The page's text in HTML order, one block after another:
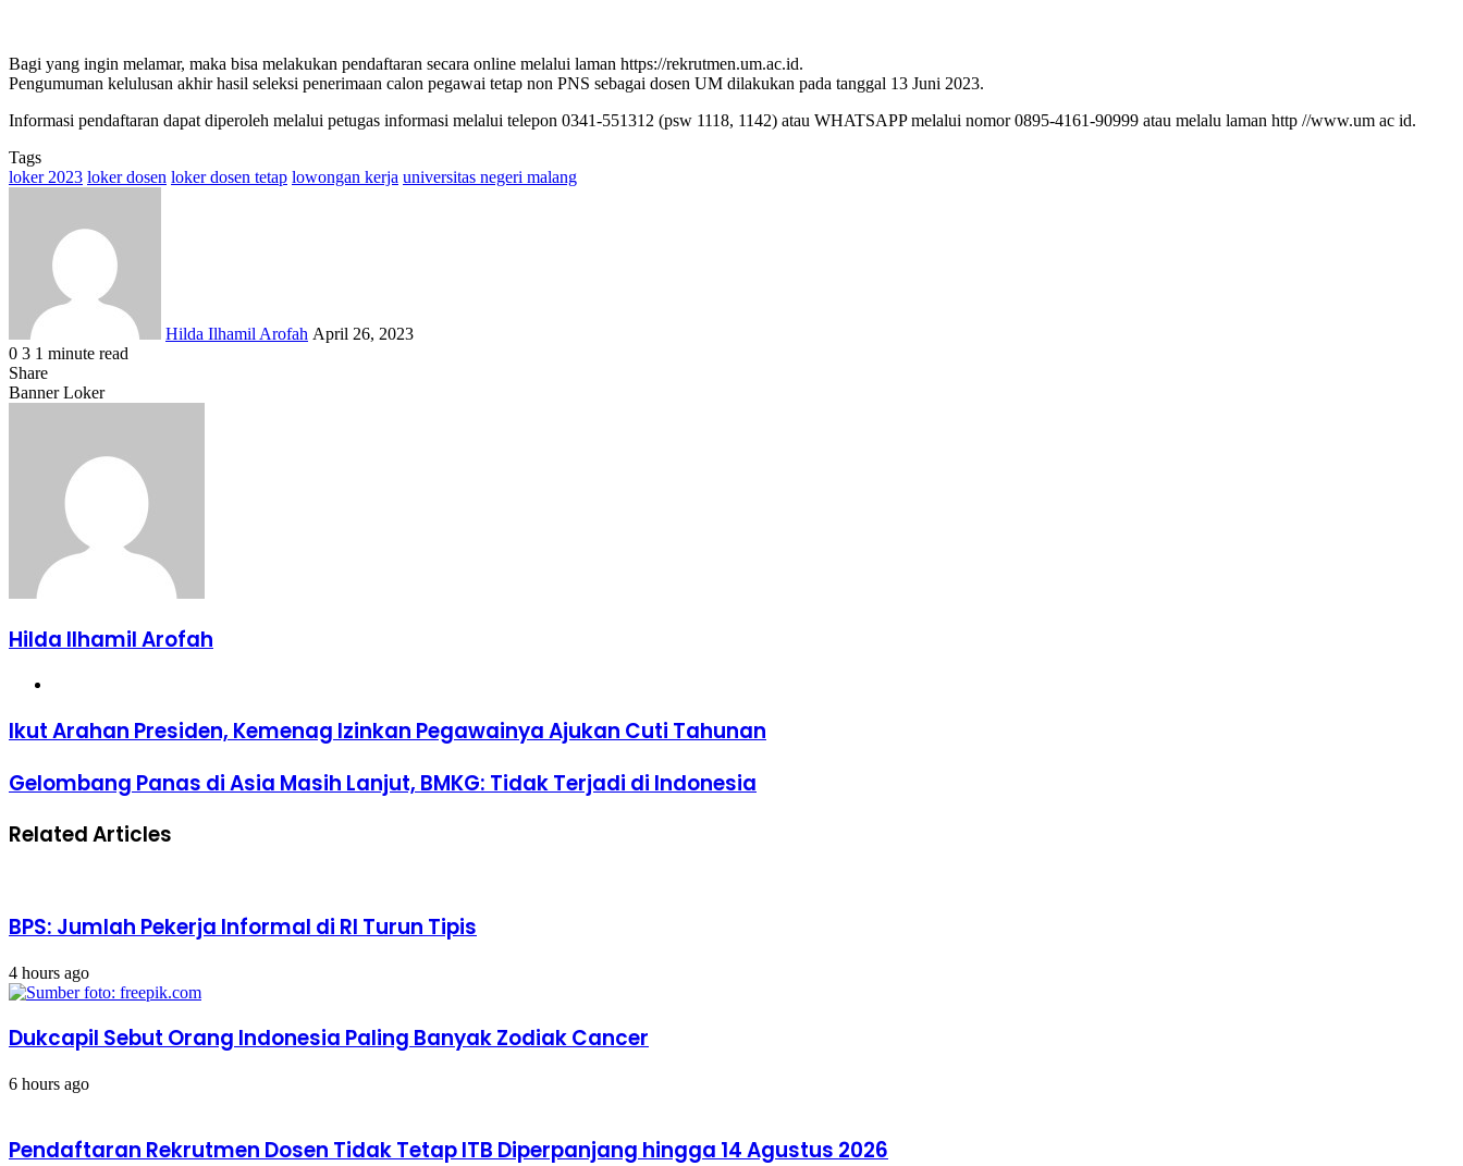
Bagi yang ingin melamar, maka bisa melakukan pendaftaran secara online melalui laman https://rekrutmen.um.ac.id.
Pengumuman kelulusan akhir hasil seleksi penerimaan calon pegawai tetap non PNS sebagai dosen UM dilakukan pada tanggal 13 Juni 2023.
Informasi pendaftaran dapat diperoleh melalui petugas informasi melalui telepon 0341-551312 (psw 1118, 1142) atau WHATSAPP melalui nomor 0895-4161-90999 atau melalu laman http //www.um ac id.
Tags
loker 2023 loker dosen loker dosen tetap lowongan kerja universitas negeri malang
Hilda Ilhamil Arofah April 26, 2023
0 3 1 minute read
Facebook
X
LinkedIn
WhatsApp
Share
via
Share
Facebook
X
LinkedIn
WhatsApp
Share
Banner Loker
Hilda Ilhamil Arofah
Ikut
Arahan
Kemenag
Ajukan
Ikut Arahan Presiden, Kemenag Izinkan Pegawainya Ajukan Cuti Tahunan
Gelombang
Panas
Asia
Terjadi
Indonesia
Gelombang Panas di Asia Masih Lanjut, BMKG: Tidak Terjadi di Indonesia
Related Articles
BPS: Jumlah Pekerja Informal di RI Turun Tipis
4 hours ago
Dukcapil Sebut Orang Indonesia Paling Banyak Zodiak Cancer
6 hours ago
Pendaftaran Rekrutmen Dosen Tidak Tetap ITB Diperpanjang hingga 14 Agustus 2026